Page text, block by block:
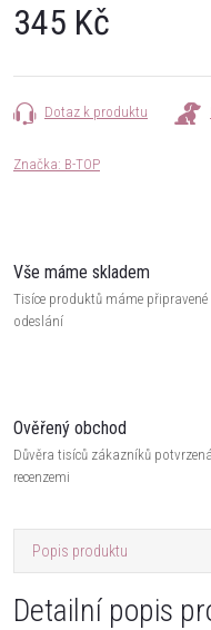
345 Kč
cena:
Dotaz k produktu
Značka: B-TOP
Vše máme skladem
Tisíce produktů máme připravené
odeslání
Ověřený obchod
Důvěra tisíců zákazníků potvrzená
recenzemi
Popis produktu
Detailní popis